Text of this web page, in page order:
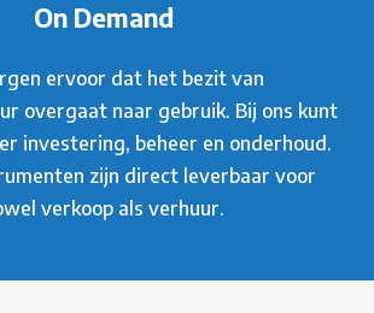
On Demand
ervoor dat het bezit van
overgaat naar gebruik. Bij ons kunt
investering, beheer en onderhoud.
zijn direct leverbaar voor
verkoop als verhuur.